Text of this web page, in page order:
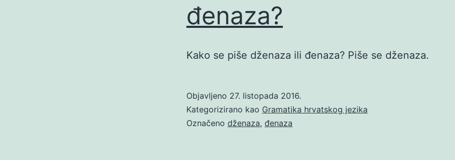
đenaza?
Kako se piše dženaza ili đenaza? Piše se dženaza.
Objavljeno 27. listopada 2016.
Kategorizirano kao Gramatika hrvatskog jezika
Označeno dženaza, đenaza